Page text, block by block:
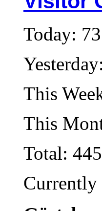
Today: 73
This
This
Total: